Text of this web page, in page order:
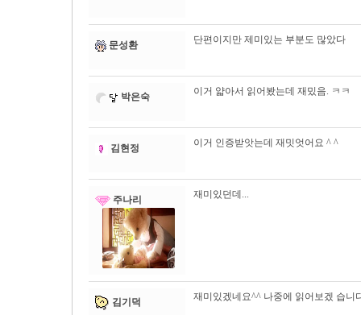
문성환 단편이지만 제미있는 부분도 많았다
박은숙 이거 얇아서 읽어봤는데 재밌음. ㅋㅋ
김현정 이거 인증받앗는데 재밋엇어요 ^ ^
주나리 재미있던데...
김기덕 재미있겠네요^^ 나중에 읽어보겠 습니